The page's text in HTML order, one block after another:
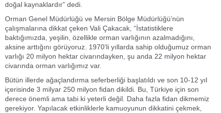
doğal kaynaklardır” dedi.
Orman Genel Müdürlüğü ve Mersin Bölge Müdürlüğü’nün
çalışmalarına dikkat çeken Vali Çakacak, “İstatistiklere
baktığımızda, yeşilin, özellikle orman varlığının azalmadığını,
aksine arttığını görüyoruz. 1970'li yıllarda sahip olduğumuz orman
varlığı 20 milyon hektar civarındayken, şu anda 22 milyon hektar
civarında orman varlığımız var.
Bütün illerde ağaçlandırma seferberliği başlatıldı ve son 10-12 yıl
içerisinde 3 milyar 250 milyon fidan dikildi. Bu, Türkiye için son
derece önemli ama tabi ki yeterli değil. Daha fazla fidan dikmemiz
gerekiyor. Yapılacak etkinliklerle kamuoyunun dikkatini çekmek,